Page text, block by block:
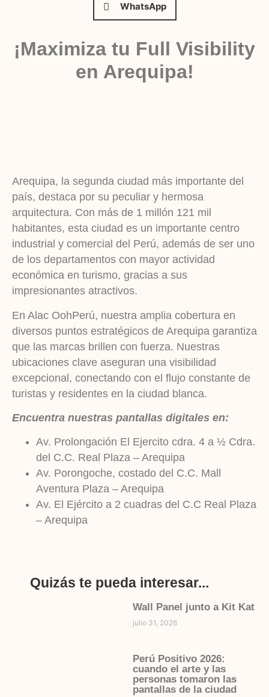
WhatsApp
¡Maximiza tu Full Visibility
en Arequipa!
Arequipa, la segunda ciudad más importante del
país, destaca por su peculiar y hermosa
arquitectura. Con más de 1 millón 121 mil
habitantes, esta ciudad es un importante centro
industrial y comercial del Perú, además de ser uno
de los departamentos con mayor actividad
económica en turismo, gracias a sus
impresionantes atractivos.
En Alac OohPerú, nuestra amplia cobertura en
diversos puntos estratégicos de Arequipa garantiza
que las marcas brillen con fuerza. Nuestras
ubicaciones clave aseguran una visibilidad
excepcional, conectando con el flujo constante de
turistas y residentes en la ciudad blanca.
Encuentra nuestras pantallas digitales en:
Av. Prolongación El Ejercito cdra. 4 a ½ Cdra.
del C.C. Real Plaza – Arequipa
Av. Porongoche, costado del C.C. Mall
Aventura Plaza – Arequipa
Av. El Ejército a 2 cuadras del C.C Real Plaza
– Arequipa
Quizás te pueda interesar...
Wall Panel junto a Kit Kat
julio 31, 2026
Perú Positivo 2026:
cuando el arte y las
personas tomaron las
pantallas de la ciudad